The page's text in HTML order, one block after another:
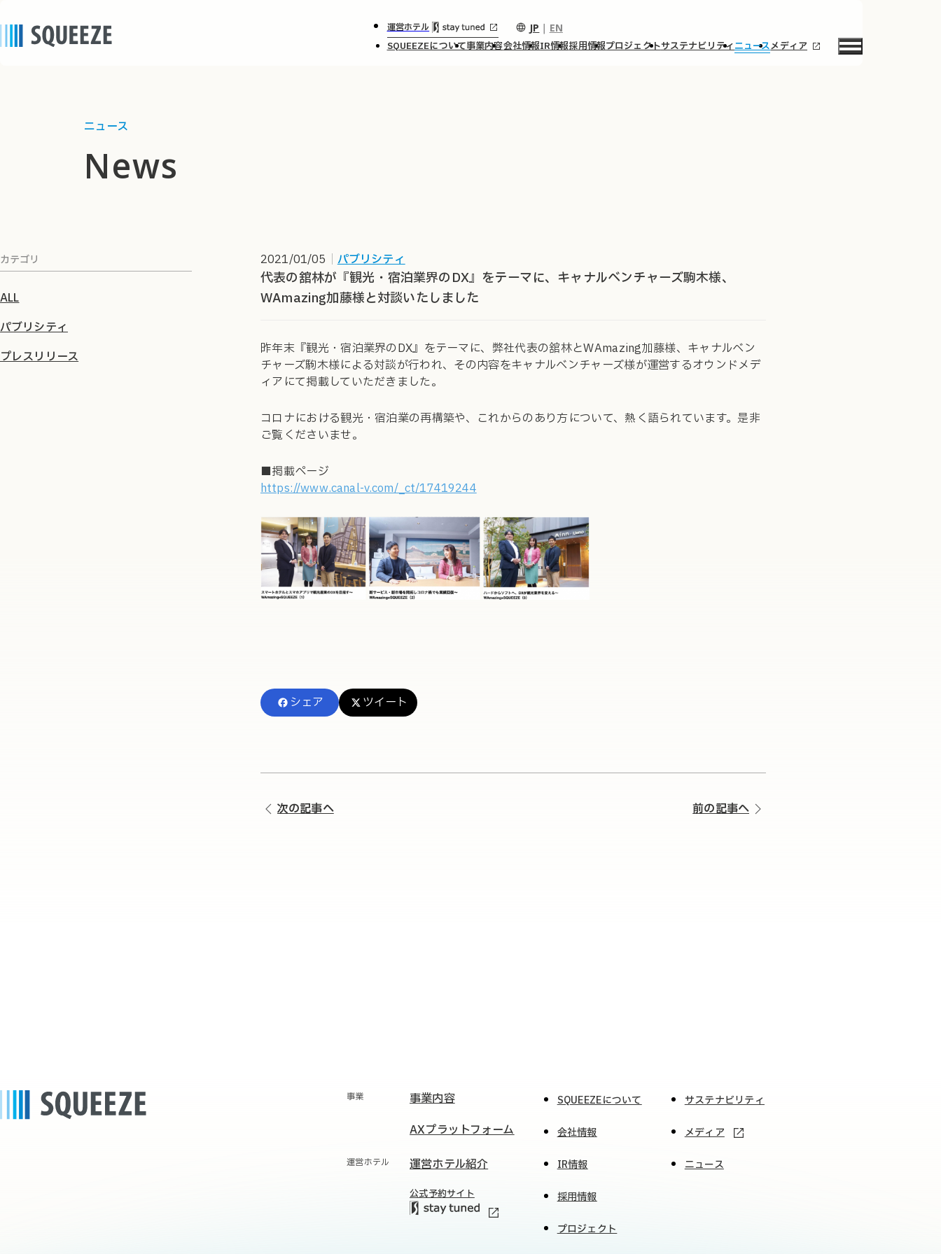
運営ホテル JP ｜ EN
SQUEEZEについて事業内容会社情報IR情報採用情報プロジェクトサステナビリティニュースメディア
ニュース
news
2021/01/05 ｜パブリシティ
代表の舘林が『観光・宿泊業界のDX』をテーマに、キャナルベンチャーズ駒木様、
WAmazing加藤様と対談いたしました
昨年末『観光・宿泊業界のDX』をテーマに、弊社代表の舘林とWAmazing加藤様、キャナルベン
チャーズ駒木様による対談が行われ、その内容をキャナルベンチャーズ様が運営するオウンドメデ
ィアにて掲載していただきました。
コロナにおける観光・宿泊業の再構築や、これからのあり方について、熱く語られています。是非
ご覧くださいませ。
■掲載ページ
https://www.canal-v.com/_ct/17419244
シェア ツイート
次の記事へ 前の記事へ
カテゴリ
ALL
パブリシティ
プレスリリース
事業
事業内容
AXプラットフォーム
運営ホテル 運営ホテル紹介
公式予約サイト
SQUEEZEについて
会社情報
IR情報
採用情報
プロジェクト
サステナビリティ
メディア
ニュース